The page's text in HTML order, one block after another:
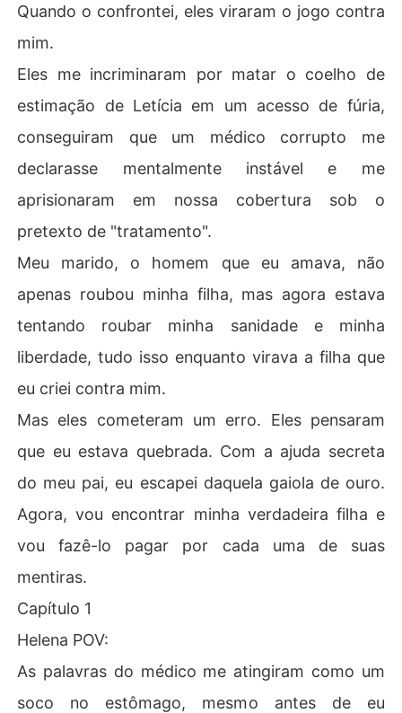
Quando o confrontei, eles viraram o jogo contra
mim.
Eles me incriminaram por matar o coelho de
estimação de Letícia em um acesso de fúria,
conseguiram que um médico corrupto me
declarasse mentalmente instável e me
aprisionaram em nossa cobertura sob o
pretexto de "tratamento".
Meu marido, o homem que eu amava, não
apenas roubou minha filha, mas agora estava
tentando roubar minha sanidade e minha
liberdade, tudo isso enquanto virava a filha que
eu criei contra mim.
Mas eles cometeram um erro. Eles pensaram
que eu estava quebrada. Com a ajuda secreta
do meu pai, eu escapei daquela gaiola de ouro.
Agora, vou encontrar minha verdadeira filha e
vou fazê-lo pagar por cada uma de suas
mentiras.
Capítulo 1
Helena POV:
As palavras do médico me atingiram como um
soco no estômago, mesmo antes de eu